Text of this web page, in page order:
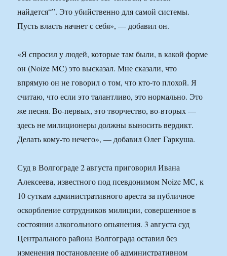
найдется“”. Это убийственно для самой системы.
Пусть власть начнет с себя», — добавил он.
«Я спросил у людей, которые там были, в какой форме
он (Noize MC) это высказал. Мне сказали, что
впрямую он не говорил о том, что кто-то плохой. Я
считаю, что если это талантливо, это нормально. Это
же песня. Во-первых, это творчество, во-вторых —
здесь не милиционеры должны выносить вердикт.
Делать кому-то нечего», — добавил Олег Гаркуша.
Суд в Волгограде 2 августа приговорил Ивана
Алексеева, известного под псевдонимом Noize MC, к
10 суткам административного ареста за публичное
оскорбление сотрудников милиции, совершенное в
состоянии алкогольного опьянения. 3 августа суд
Центрального района Волгограда оставил без
изменения постановление об административном